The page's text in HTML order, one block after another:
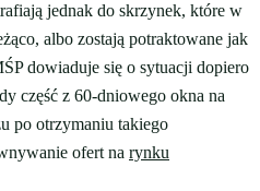
jednak do skrzynek, które w
albo zostają potraktowane jak
dowiaduje się o sytuacji dopiero
część z 60-dniowego okna na
po otrzymaniu takiego
ofert na rynku